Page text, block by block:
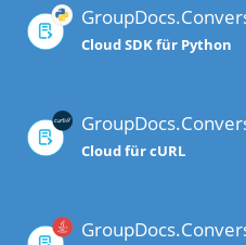
Cloud SDK für Python
Cloud für cURL